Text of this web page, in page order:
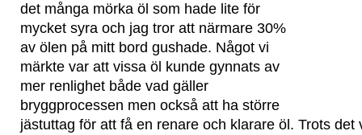
det många mörka öl som hade lite för
mycket syra och jag tror att närmare 30%
av ölen på mitt bord gushade. Något vi
märkte var att vissa öl kunde gynnats av
mer renlighet både vad gäller
bryggprocessen men också att ha större
jästuttag för att få en renare och klarare öl. Trots det